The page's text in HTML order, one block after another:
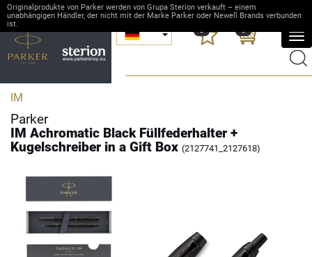
Originalprodukte von Parker werden von Grupa Sterion verkauft – einem
unabhängigen Händler, der nicht mit der Marke Parker oder Newell Brands verbunden
ist.
0 0
IM
Parker
IM Achromatic Black Füllfederhalter +
Kugelschreiber in a Gift Box (2127741_2127618)